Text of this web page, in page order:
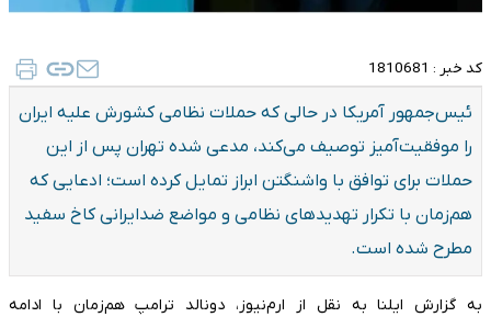
کد خبر : 1810681
ئیس‌جمهور آمریکا در حالی که حملات نظامی کشورش علیه ایران
را موفقیت‌آمیز توصیف می‌کند، مدعی شده تهران پس از این
حملات برای توافق با واشنگتن ابراز تمایل کرده است؛ ادعایی که
هم‌زمان با تکرار تهدیدهای نظامی و مواضع ضدایرانی کاخ سفید
مطرح شده است.
به گزارش ایلنا به نقل از ارم‌نیوز، دونالد ترامپ هم‌زمان با ادامه